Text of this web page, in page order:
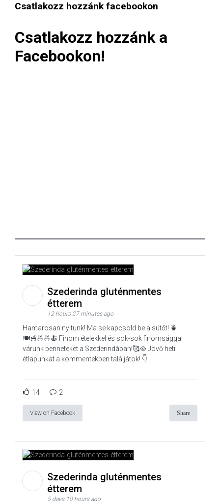
Csatlakozz hozzánk facebookon
Csatlakozz hozzánk a
Facebookon!
Szederinda gluténmentes
étterem
12 hours 27 minutes ago
Hamarosan nyitunk! Ma se kapcsold be a sütőt! 🍵
🍽️🥣🍜🍜🍝 Finom ételekkel és sok-sok finomsággal
várunk benneteket a Szederindában!🥰🥘 Jövő heti
étlapunkat a kommentekben találjátok! 👇
14 2
View on Facebook Share
Szederinda gluténmentes
étterem
5 days 10 hours ago